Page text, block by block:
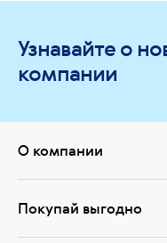
Узнавайте о
компании
О компании
Покупай выгодно